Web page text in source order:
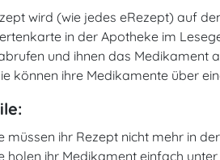
wird (wie jedes eRezept) auf
in der Apotheke im
und ihnen das Medikament
können ihre Medikamente über
müssen ihr Rezept nicht mehr in
holen ihr Medikament einfach